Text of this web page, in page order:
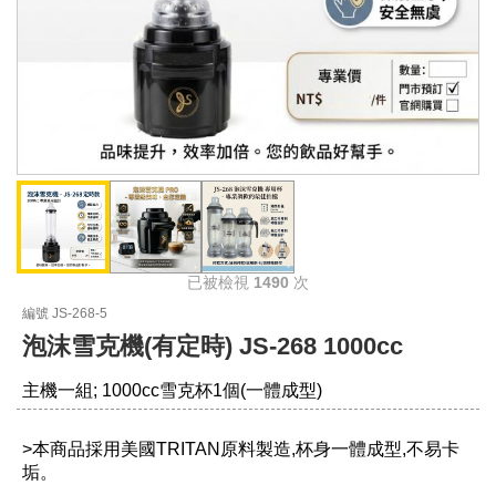
已被檢視 1490 次
編號 JS-268-5
泡沫雪克機(有定時) JS-268 1000cc
主機一組; 1000cc雪克杯1個(一體成型)
>本商品採用美國TRITAN原料製造,杯身一體成型,不易卡
垢。